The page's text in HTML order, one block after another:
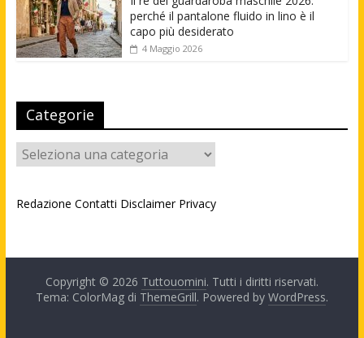
perché il pantalone fluido in lino è il
capo più desiderato
4 Maggio 2026
Categorie
Categorie
Redazione Contatti Disclaimer Privacy
Copyright © 2026 Tuttouomini. Tutti i diritti riservati.
Tema: ColorMag di ThemeGrill. Powered by WordPress.